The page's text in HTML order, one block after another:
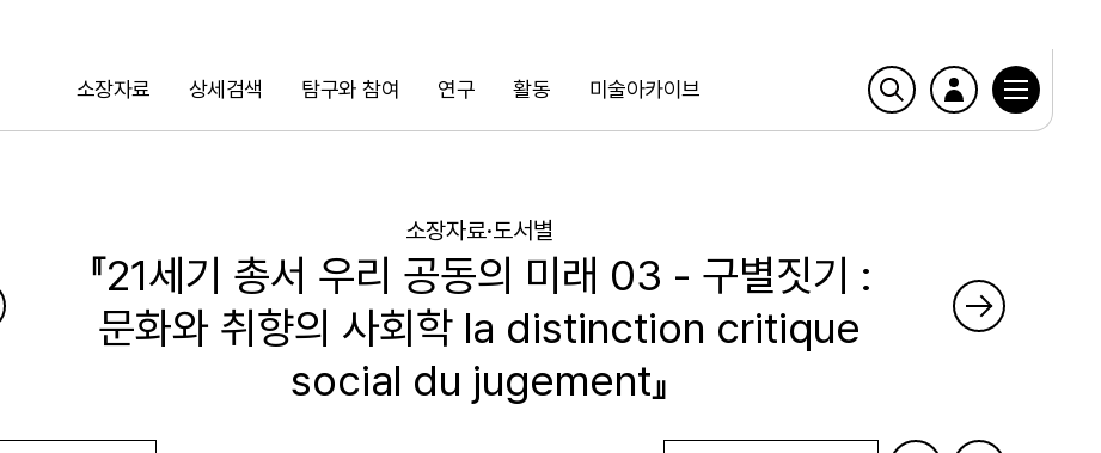
소장자료 상세검색 탐구와 참여 연구 활동 미술아카이브
검색
소장자료·도서별
『21세기 총서 우리 공동의 미래 03 - 구별짓기 :
문화와 취향의 사회학 la distinction critique
social du jugement』